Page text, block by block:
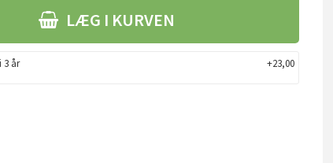
LÆG I KURVEN
3 år +23,00